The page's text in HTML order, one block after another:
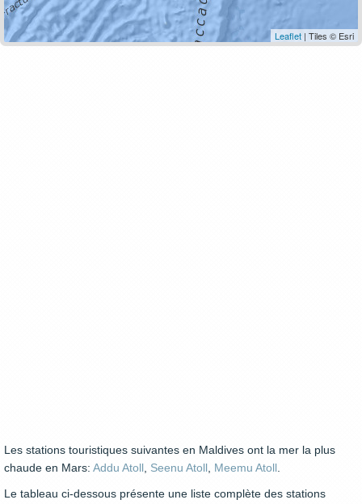
Leaflet | Tiles © Esri
Les stations touristiques suivantes en Maldives ont la mer la plus
chaude en Mars: Addu Atoll, Seenu Atoll, Meemu Atoll.
Le tableau ci-dessous présente une liste complète des stations